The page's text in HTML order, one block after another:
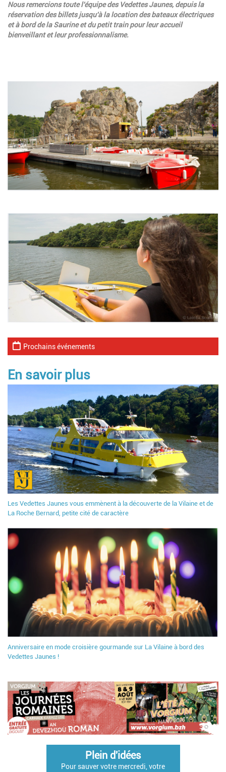
Nous remercions toute l'équipe des Vedettes Jaunes, depuis la
réservation des billets jusqu'à la location des bateaux électriques
et à bord de la Saurine et du petit train pour leur accueil
bienveillant et leur professionnalisme.
Prochains événements
En savoir plus
Les Vedettes Jaunes vous emmènent à la découverte de la Vilaine et de
La Roche Bernard, petite cité de caractère
Anniversaire en mode croisière gourmande sur La Vilaine à bord des
Vedettes Jaunes !
Plein d'idées
Pour sauver votre mercredi, votre